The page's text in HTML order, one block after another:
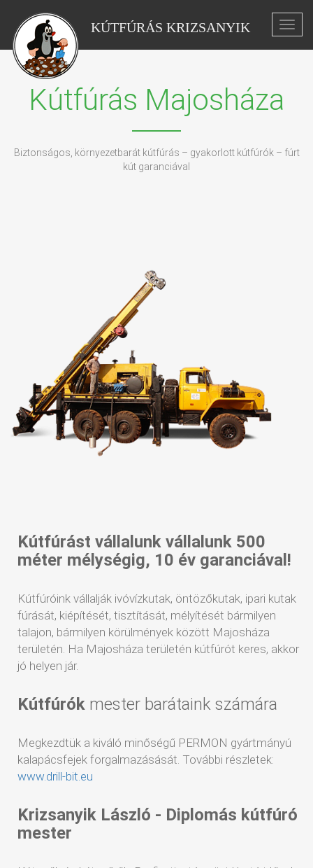
KÚTFÚRÁS KRIZSANYIK
Kútfúrás Majosháza
Biztonságos, környezetbarát kútfúrás – gyakorlott kútfúrók – fúrt
kút garanciával
Kútfúrást vállalunk vállalunk 500
méter mélységig, 10 év garanciával!
Kútfúróink vállalják ivóvízkutak, öntözőkutak, ipari kutak
fúrását, kiépítését, tisztítását, mélyítését bármilyen
talajon, bármilyen körülmények között Majosháza
területén. Ha Majosháza területén kútfúrót keres, akkor
jó helyen jár.
Kútfúrók mester barátaink számára
Megkezdtük a kiváló minőségű PERMON gyártmányú
kalapácsfejek forgalmazásását. További részletek:
www.drill-bit.eu
Krizsanyik László - Diplomás kútfúró
mester